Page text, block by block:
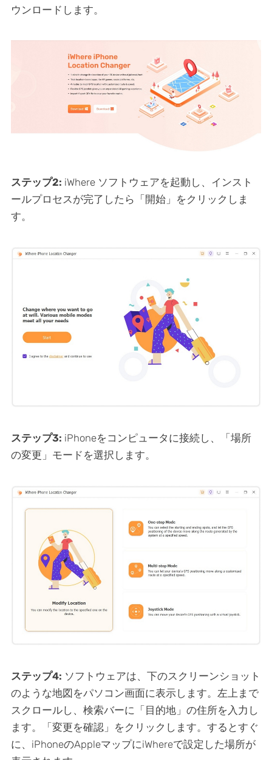
ウンロードします。
ステップ2: iWhere ソフトウェアを起動し、インスト
ールプロセスが完了したら「開始」をクリックしま
す。
ステップ3: iPhoneをコンピュータに接続し、「場所
の変更」モードを選択します。
ステップ4: ソフトウェアは、下のスクリーンショット
のような地図をパソコン画面に表示します。左上まで
スクロールし、検索バーに「目的地」の住所を入力し
ます。「変更を確認」をクリックします。するとすぐ
に、iPhoneのAppleマップにiWhereで設定した場所が